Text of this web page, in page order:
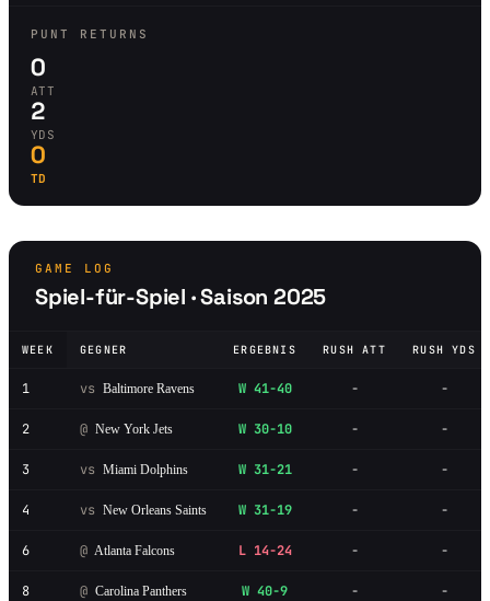
PUNT RETURNS
0
ATT
2
YDS
0
TD
GAME LOG
Spiel-für-Spiel · Saison 2025
WEEK GEGNER ERGEBNIS RUSH ATT RUSH YDS
1 vs Baltimore Ravens W 41-40 - -
2 @ New York Jets W 30-10 - -
3 vs Miami Dolphins W 31-21 - -
4 vs New Orleans Saints W 31-19 - -
6 @ Atlanta Falcons L 14-24 - -
8 @ Carolina Panthers W 40-9 - -